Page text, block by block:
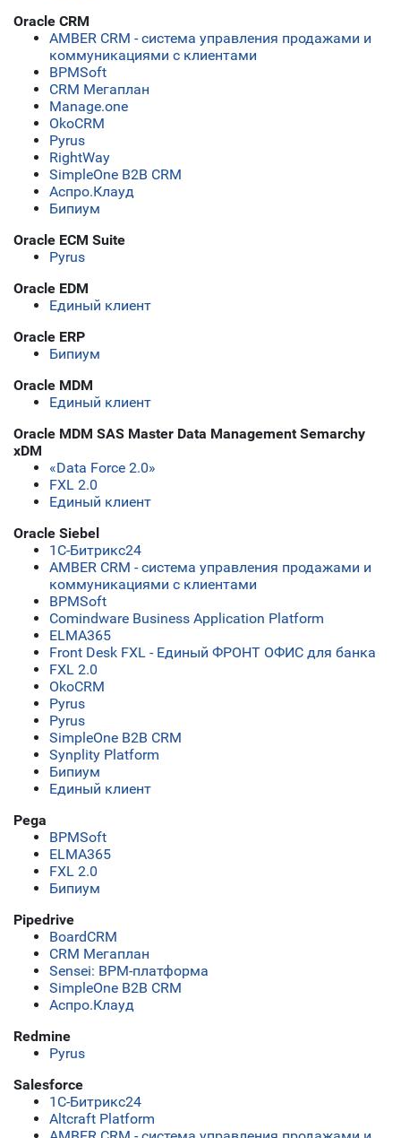
Oracle CRM
AMBER CRM - система управления продажами и
коммуникациями с клиентами
BPMSoft
CRM Мегаплан
Manage.one
OkoCRM
Pyrus
RightWay
SimpleOne B2B CRM
Аспро.Клауд
Бипиум
Oracle ECM Suite
Pyrus
Oracle EDM
Единый клиент
Oracle ERP
Бипиум
Oracle MDM
Единый клиент
Oracle MDM SAS Master Data Management Semarchy
xDM
«Data Force 2.0»
FXL 2.0
Единый клиент
Oracle Siebel
1С-Битрикс24
AMBER CRM - система управления продажами и
коммуникациями с клиентами
BPMSoft
Comindware Business Application Platform
ELMA365
Front Desk FXL - Единый ФРОНТ ОФИС для банка
FXL 2.0
OkoCRM
Pyrus
Pyrus
SimpleOne B2B CRM
Synplity Platform
Бипиум
Единый клиент
Pega
BPMSoft
ELMA365
FXL 2.0
Бипиум
Pipedrive
BoardCRM
CRM Мегаплан
Sensei: BPM-платформа
SimpleOne B2B CRM
Аспро.Клауд
Redmine
Pyrus
Salesforce
1С-Битрикс24
Altcraft Platform